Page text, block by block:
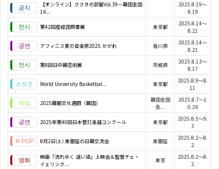
【オンライン】ささきの部屋Vol.39－韓国全国
16...
2025.8.19～
8.19
第42回産経国際書展 東京都
2025.8.14～
8.21
アフィニス夏の音楽祭2025 かがわ 香川県
2025.8.14～
8.21
第8回日中韓芸術展 茨城県
2025.8.13～
8.17
World University Basketbal... 東京都
2025.8.9～8.
11
2025韓服文化週間（韓国）
韓国全国
各...
2025.8.7～1
0.26
2025年第40回日本管打楽器コンクール 東京都
2025.8.5～9.
3
8月2日(土) 東銀座の日韓交流会 東銀座
2025.8.2～8.
2
映画『流れゆく 遠い道』上映会＆監督チェ・
イェリンさ...
東京
2025.8.2～8.
2